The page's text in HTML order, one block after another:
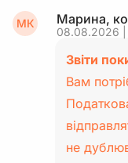
МК Марина,
08.08.2026 |
Звіти
Вам
не